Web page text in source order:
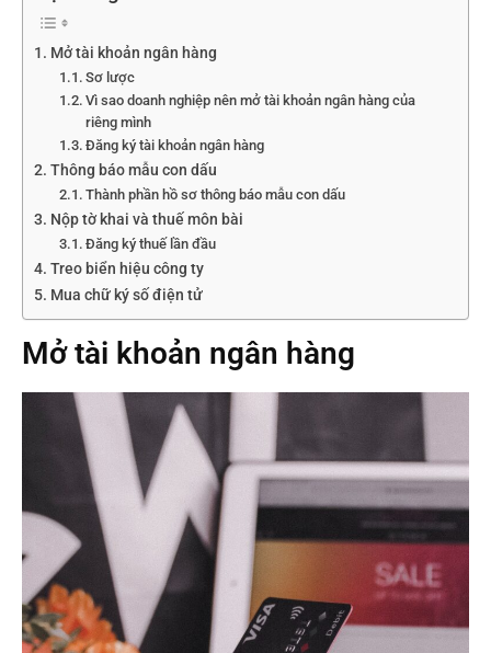
Mở tài khoản ngân hàng
Sơ lược
Vì sao doanh nghiệp nên mở tài khoản ngân hàng của
riêng mình
Đăng ký tài khoản ngân hàng
Thông báo mẫu con dấu
Thành phần hồ sơ thông báo mẫu con dấu
Nộp tờ khai và thuế môn bài
Đăng ký thuế lần đầu
Treo biển hiệu công ty
Mua chữ ký số điện tử
Mở tài khoản ngân hàng